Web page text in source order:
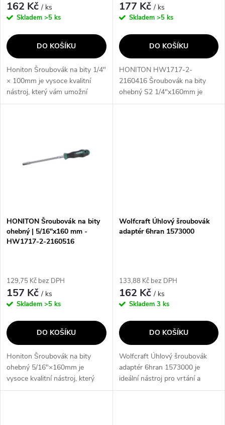
d
u
k
t
d
u
k
t
162 Kč/ ks
Skladem >5 ks
DO KOŠÍKU
Honiton Šroubovák na bity 1/4"
× 100mm je vysoce kvalitní
nástroj, který vám umožní
snadno a efektivně utahovat a
177 Kč/ ks
Skladem >5 ks
DO KOŠÍKU
HONITON HW1717-2-
2160416 Šroubovák na bity
ohebný S2 1/4"x160mm je
vysoce kvalitní nástroj, který
HONITON Šroubovák na bity
ohebný | 5/16"x160 mm -
HW1717-2-2160516
129,75 Kč bez DPH
157 Kč/ ks
Skladem >5 ks
DO KOŠÍKU
Honiton Šroubovák na bity
ohebný 5/16"×160mm je
vysoce kvalitní nástroj, který
vám umožní snadno a efektivně
Wolfcraft Úhlový šroubovák
adaptér 6hran 1573000
133,88 Kč bez DPH
162 Kč/ ks
Skladem 3 ks
DO KOŠÍKU
Wolfcraft Úhlový šroubovák
adaptér 6hran 1573000 je
ideální nástroj pro vrtání a
šroubování v těžko přístupných